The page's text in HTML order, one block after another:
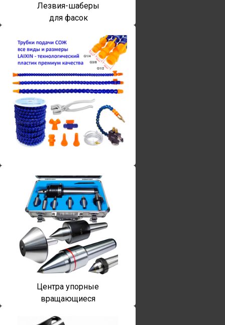
Лезвия-шаберы
для фасок
Винты torx
Центра упорные
вращающиеся